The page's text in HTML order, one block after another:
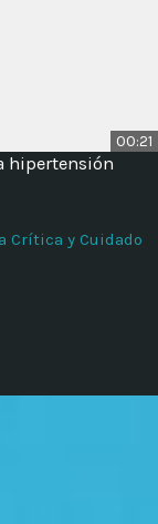
00:21
hipertensión
Crítica y Cuidado